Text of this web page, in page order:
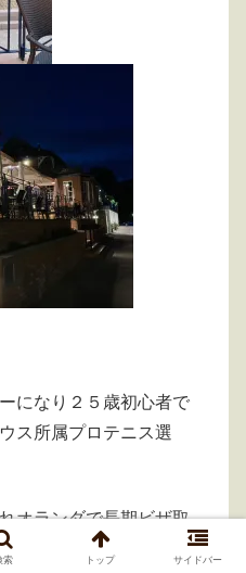
になり２５歳初心者で
ス所属プロテニス選
オランダで長期ビザ取
索 トップ サイドバー